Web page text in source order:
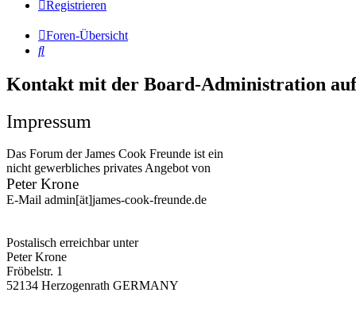
Registrieren
Foren-Übersicht
Suche
Kontakt mit der Board-Administration
Impressum
Das Forum der James Cook Freunde ist ein
nicht gewerbliches privates Angebot von
Peter Krone
E-Mail admin[ät]james-cook-freunde.de
Postalisch erreichbar unter
Peter Krone
Fröbelstr. 1
52134 Herzogenrath GERMANY